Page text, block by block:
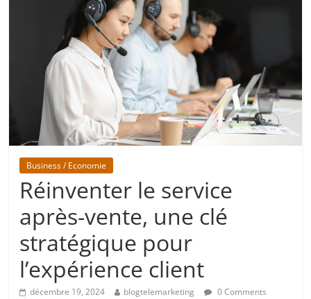
du commerce international
Business / Economie
Réinventer le service
après-vente, une clé
stratégique pour
l’expérience client
décembre 19, 2024 blogtelemarketing 0 Comments